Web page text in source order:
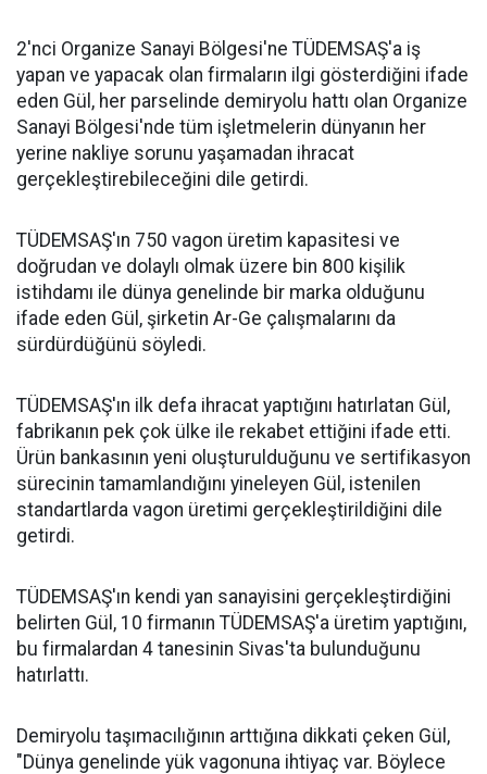
2'nci Organize Sanayi Bölgesi'ne TÜDEMSAŞ'a iş
yapan ve yapacak olan firmaların ilgi gösterdiğini ifade
eden Gül, her parselinde demiryolu hattı olan Organize
Sanayi Bölgesi'nde tüm işletmelerin dünyanın her
yerine nakliye sorunu yaşamadan ihracat
gerçekleştirebileceğini dile getirdi.
TÜDEMSAŞ'ın 750 vagon üretim kapasitesi ve
doğrudan ve dolaylı olmak üzere bin 800 kişilik
istihdamı ile dünya genelinde bir marka olduğunu
ifade eden Gül, şirketin Ar-Ge çalışmalarını da
sürdürdüğünü söyledi.
TÜDEMSAŞ'ın ilk defa ihracat yaptığını hatırlatan Gül,
fabrikanın pek çok ülke ile rekabet ettiğini ifade etti.
Ürün bankasının yeni oluşturulduğunu ve sertifikasyon
sürecinin tamamlandığını yineleyen Gül, istenilen
standartlarda vagon üretimi gerçekleştirildiğini dile
getirdi.
TÜDEMSAŞ'ın kendi yan sanayisini gerçekleştirdiğini
belirten Gül, 10 firmanın TÜDEMSAŞ'a üretim yaptığını,
bu firmalardan 4 tanesinin Sivas'ta bulunduğunu
hatırlattı.
Demiryolu taşımacılığının arttığına dikkati çeken Gül,
"Dünya genelinde yük vagonuna ihtiyaç var. Böylece